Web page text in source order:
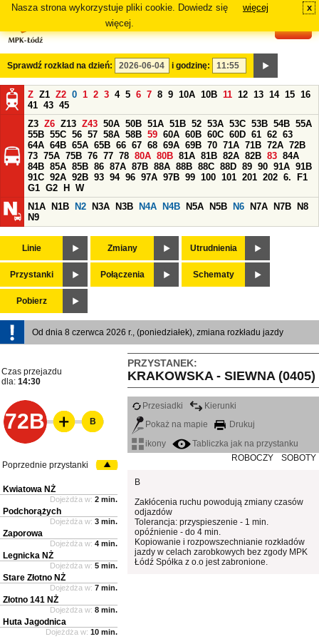
Nasza strona wykorzystuje pliki cookie. Dowiedz się
więcej.
więcej x
Sprawdź rozkład na dzień: i godzinę:
Z Z1 Z2 0 1 2 3 4 5 6 7 8 9 10A 10B 11 12 13 14 15 16
41 43 45
Z3 Z6 Z13 Z43 50A 50B 51A 51B 52 53A 53C 53B 54B 55A
55B 55C 56 57 58A 58B 59 60A 60B 60C 60D 61 62 63
64A 64B 65A 65B 66 67 68 69A 69B 70 71A 71B 72A 72B
73 75A 75B 76 77 78 80A 80B 81A 81B 82A 82B 83 84A
84B 85A 85B 86 87A 87B 88A 88B 88C 88D 89 90 91A 91B
91C 92A 92B 93 94 96 97A 97B 99 100 101 201 202 6.
F1
G1 G2 H
W
N1A
N1B N2 N3A N3B N4A N4B N5A N5B N6 N7A N7B
N8
N9
Linie Zmiany Utrudnienia
Przystanki Połączenia Schematy
Pobierz
Od dnia 8 czerwca 2026 r., (poniedziałek), zmiana rozkładu jazdy
PRZYSTANEK:
KRAKOWSKA - SIEWNA (0405)
Czas przejazdu
dla: 14:30
72B
Przesiadki
Kierunki
Pokaż na mapie
Drukuj
ikony
Tabliczka jak na przystanku
ROBOCZY
SOBOTY
B
Zakłócenia ruchu powodują zmiany czasów
odjazdów
Tolerancja: przyspieszenie - 1 min.
opóźnienie - do 4 min.
Kopiowanie i rozpowszechnianie rozkładów
jazdy w celach zarobkowych bez zgody MPK
Łódź Spółka z o.o jest zabronione.
B
Poprzednie przystanki
Kwiatowa NŻ
Dojeżdża w: 2 min.
Podchorążych
Dojeżdża w: 3 min.
Zaporowa
Dojeżdża w: 4 min.
Legnicka NŻ
Dojeżdża w: 5 min.
Stare Złotno NŻ
Dojeżdża w: 7 min.
Złotno 141 NŻ
Dojeżdża w: 8 min.
Huta Jagodnica
Dojeżdża w: 10 min.